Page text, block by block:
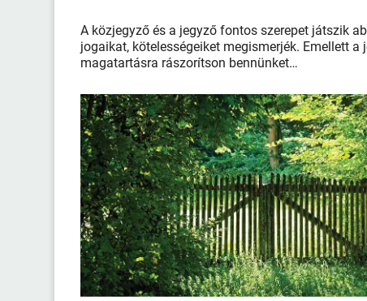
A közjegyző és a jegyző fontos szerepet játszik
jogaikat, kötelességeiket megismerjék. Emellett
magatartásra rászorítson bennünket…